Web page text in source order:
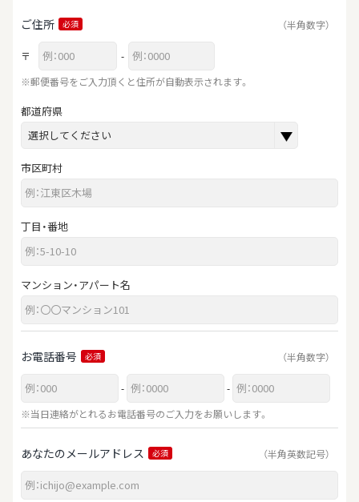
ご住所 必須 （半角数字）
〒
-
※郵便番号をご入力頂くと住所が自動表示されます。
都道府県
市区町村
丁目・番地
マンション・アパート名
お電話番号 必須 （半角数字）
-
-
※当日連絡がとれるお電話番号のご入力をお願いします。
あなたのメールアドレス 必須 （半角英数記号）